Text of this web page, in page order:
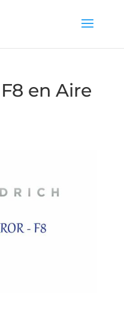
en Aire